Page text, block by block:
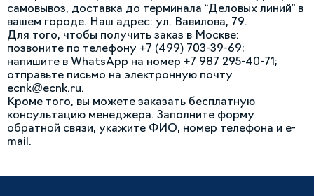
самовывоз, доставка до терминала “Деловых линий” в
вашем городе. Наш адрес: ул. Вавилова, 79.
Для того, чтобы получить заказ в Москве:
позвоните по телефону +7 (499) 703-39-69;
напишите в WhatsApp на номер +7 987 295-40-71;
отправьте письмо на электронную почту
ecnk@ecnk.ru
Кроме того, вы можете заказать бесплатную
консультацию менеджера. Заполните форму
обратной связи, укажите ФИО, номер телефона и e-
mail.